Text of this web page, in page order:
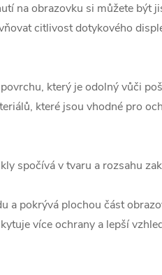
na obrazovku si můžete být
citlivost dotykového
který je odolný vůči
které jsou vhodné pro
spočívá v tvaru a rozsahu
a pokrývá plochou část
více ochrany a lepší